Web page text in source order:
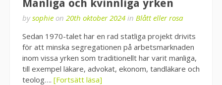
Manliga och kvinnliga yrken
bysophie on 20th oktober 2024 in Blått eller rosa
Sedan 1970-talet har en rad statliga projekt drivits
för att minska segregationen på arbetsmarknaden
inom vissa yrken som traditionellt har varit manliga,
till exempel läkare, advokat, ekonom, tandläkare och
teolog…. [Fortsätt läsa]